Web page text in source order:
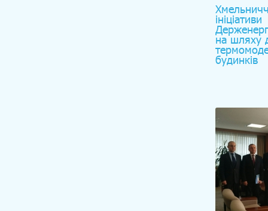
ініціативи
на шляху
будинків